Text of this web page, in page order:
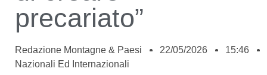
precariato”
Redazione Montagne & Paesi 22/05/2026
15:46
Nazionali Ed Internazionali